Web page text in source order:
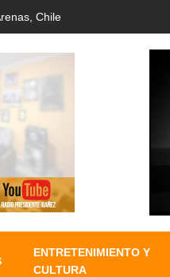
Chile
ENTRETENIMIENTO Y
CULTURA